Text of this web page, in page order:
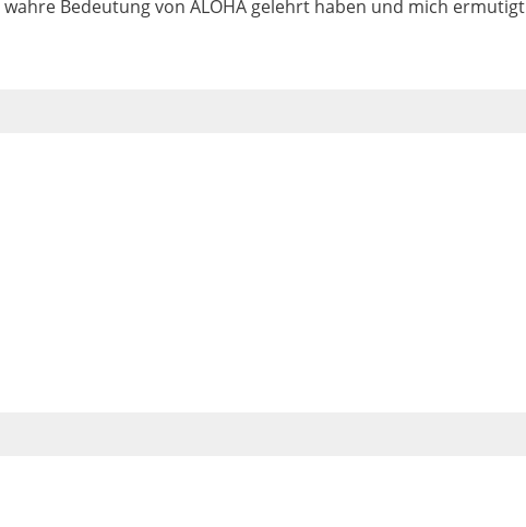
Bedeutung von ALOHA gelehrt haben und mich ermutigt